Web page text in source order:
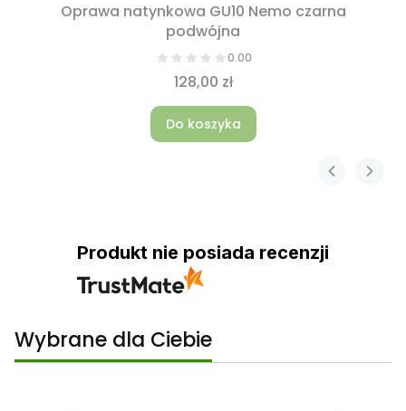
Oprawa natynkowa GU10 Nemo czarna
podwójna
0.00
128,00 zł
Do koszyka
Produkt nie posiada recenzji
Wybrane dla Ciebie